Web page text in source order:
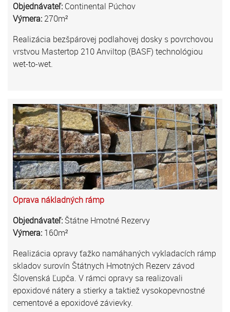
Objednávateľ: Continental Púchov
Výmera: 270m²
Realizácia bezšpárovej podlahovej dosky s povrchovou
vrstvou Mastertop 210 Anviltop (BASF) technológiou
wet-to-wet.
Oprava nákladných rámp
Objednávateľ: Štátne Hmotné Rezervy
Výmera: 160m²
Realizácia opravy ťažko namáhaných vykladacích rámp
skladov surovín Štátnych Hmotných Rezerv závod
Šlovenská Ľupča. V rámci opravy sa realizovali
epoxidové nátery a stierky a taktiež vysokopevnostné
cementové a epoxidové závievky.